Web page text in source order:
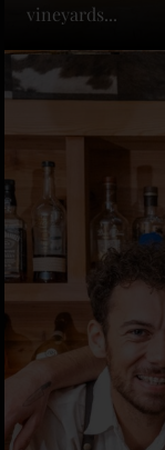
vineyards...